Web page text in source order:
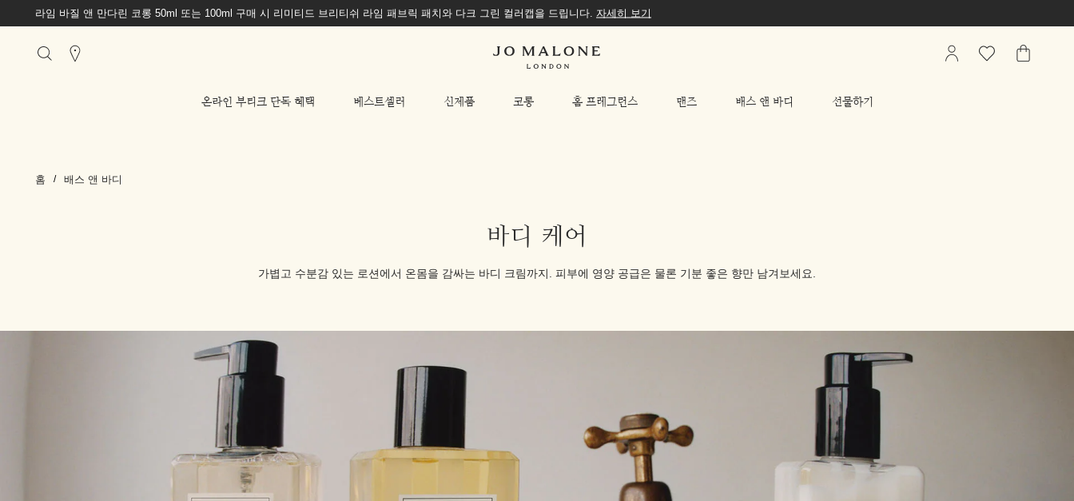
라임 바질 앤 만다린 코롱 50ml 또는 100ml 구매 시 리미티드 브리티쉬 라임 패브릭 패치와 다크 그린 컬러캡을 드립니다. 자세히 보기
온라인 부티크 단독 혜택 베스트셀러 신제품 코롱 홈 프레그런스 맨즈 배스 앤 바디 선물하기
Stores
My
관
가
홈 배스 앤 바디
바디 케어
가볍고 수분감 있는 로션에서 온몸을 감싸는 바디 크림까지. 피부에 영양 공급은 물론 기분 좋은 향만 남겨보세요.